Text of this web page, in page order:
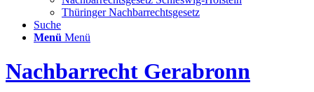
Thüringer Nachbarrechtsgesetz
Suche
Menü Menü
Nachbarrecht Gerabronn